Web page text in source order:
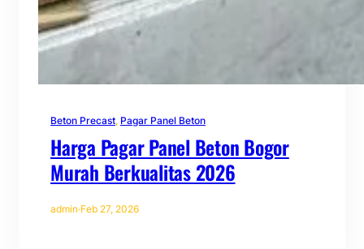
Beton Precast, Pagar Panel Beton
Harga Pagar Panel Beton Bogor
Murah Berkualitas 2026
admin·Feb 27, 2026